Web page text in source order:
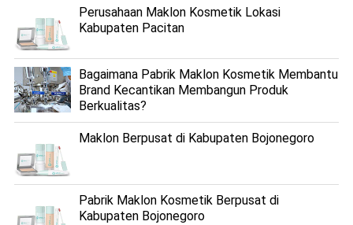
Perusahaan Maklon Kosmetik Lokasi
Kabupaten Pacitan
Bagaimana Pabrik Maklon Kosmetik Membantu
Brand Kecantikan Membangun Produk
Berkualitas?
Maklon Berpusat di Kabupaten Bojonegoro
Pabrik Maklon Kosmetik Berpusat di
Kabupaten Bojonegoro